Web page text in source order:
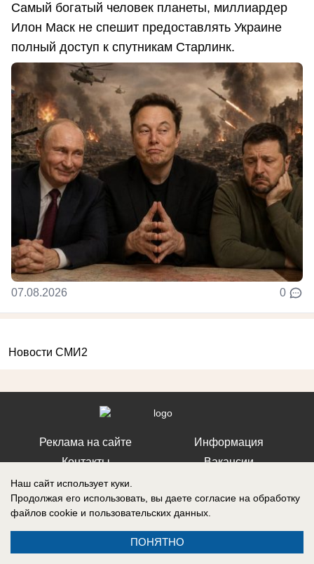
Самый богатый человек планеты, миллиардер
Илон Маск не спешит предоставлять Украине
полный доступ к спутникам Старлинк.
07.08.2026 0
Новости СМИ2
Реклама на сайте
Контакты
Информация
Вакансии
службой по надзору в сфере связи, информационных технологий и
Наш сайт использует куки.
Продолжая его использовать, вы даете согласие на обработку
файлов cookie и пользовательских данных.
ПОНЯТНО